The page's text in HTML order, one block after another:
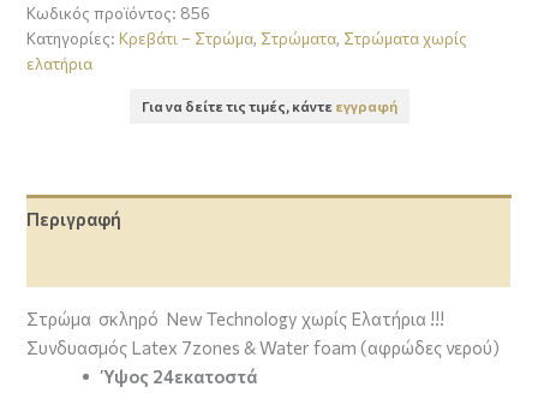
Κωδικός προϊόντος: 856
Κατηγορίες: Κρεβάτι – Στρώμα, Στρώματα, Στρώματα χωρίς
ελατήρια
Για να δείτε τις τιμές, κάντε εγγραφή
Περιγραφή
Στρώμα σκληρό New Technology χωρίς Ελατήρια !!!
Συνδυασμός Latex 7zones & Water foam (αφρώδες νερού)
Ύψος 24εκατοστά